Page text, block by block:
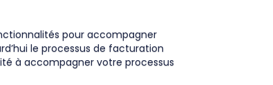
pour accompagner
le processus de facturation
à accompagner votre processus